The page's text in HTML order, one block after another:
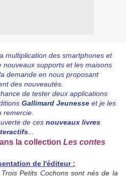
multiplication des smartphones et
nouveaux supports et les maisons
demande en nous proposant
des nouveautés.
de tester deux applications
Gallimard Jeunesseet je les
remercie.
de cesnouveaux livres
...
la collection Les contes
de l'éditeur :
Petits Cochons sont nés de la